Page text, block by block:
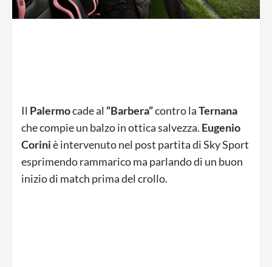
Il Palermocade al “Barbera”contro laTernana
che compie un balzo in ottica salvezza. Eugenio
Coriniè intervenuto nel post partita di Sky Sport
esprimendo rammarico ma parlando di un buon
inizio di match prima del crollo.